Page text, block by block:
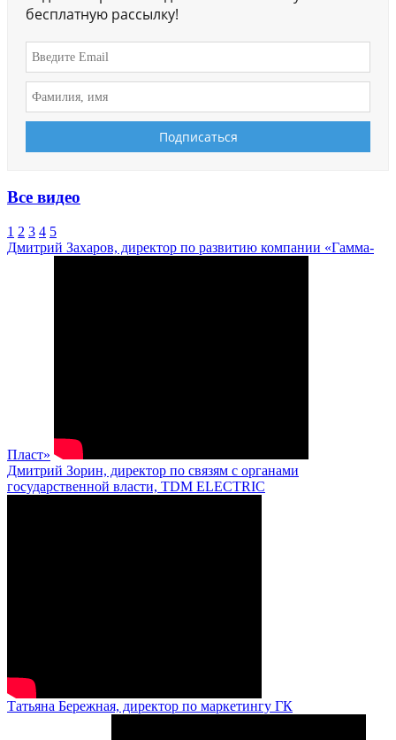
бесплатную рассылку!
Все видео
1 2 3 4 5
Дмитрий Захаров, директор по развитию компании «Гамма-
Пласт»
Дмитрий Зорин, директор по связям с органами
государственной власти, TDM ELECTRIC
Татьяна Бережная, директор по маркетингу ГК